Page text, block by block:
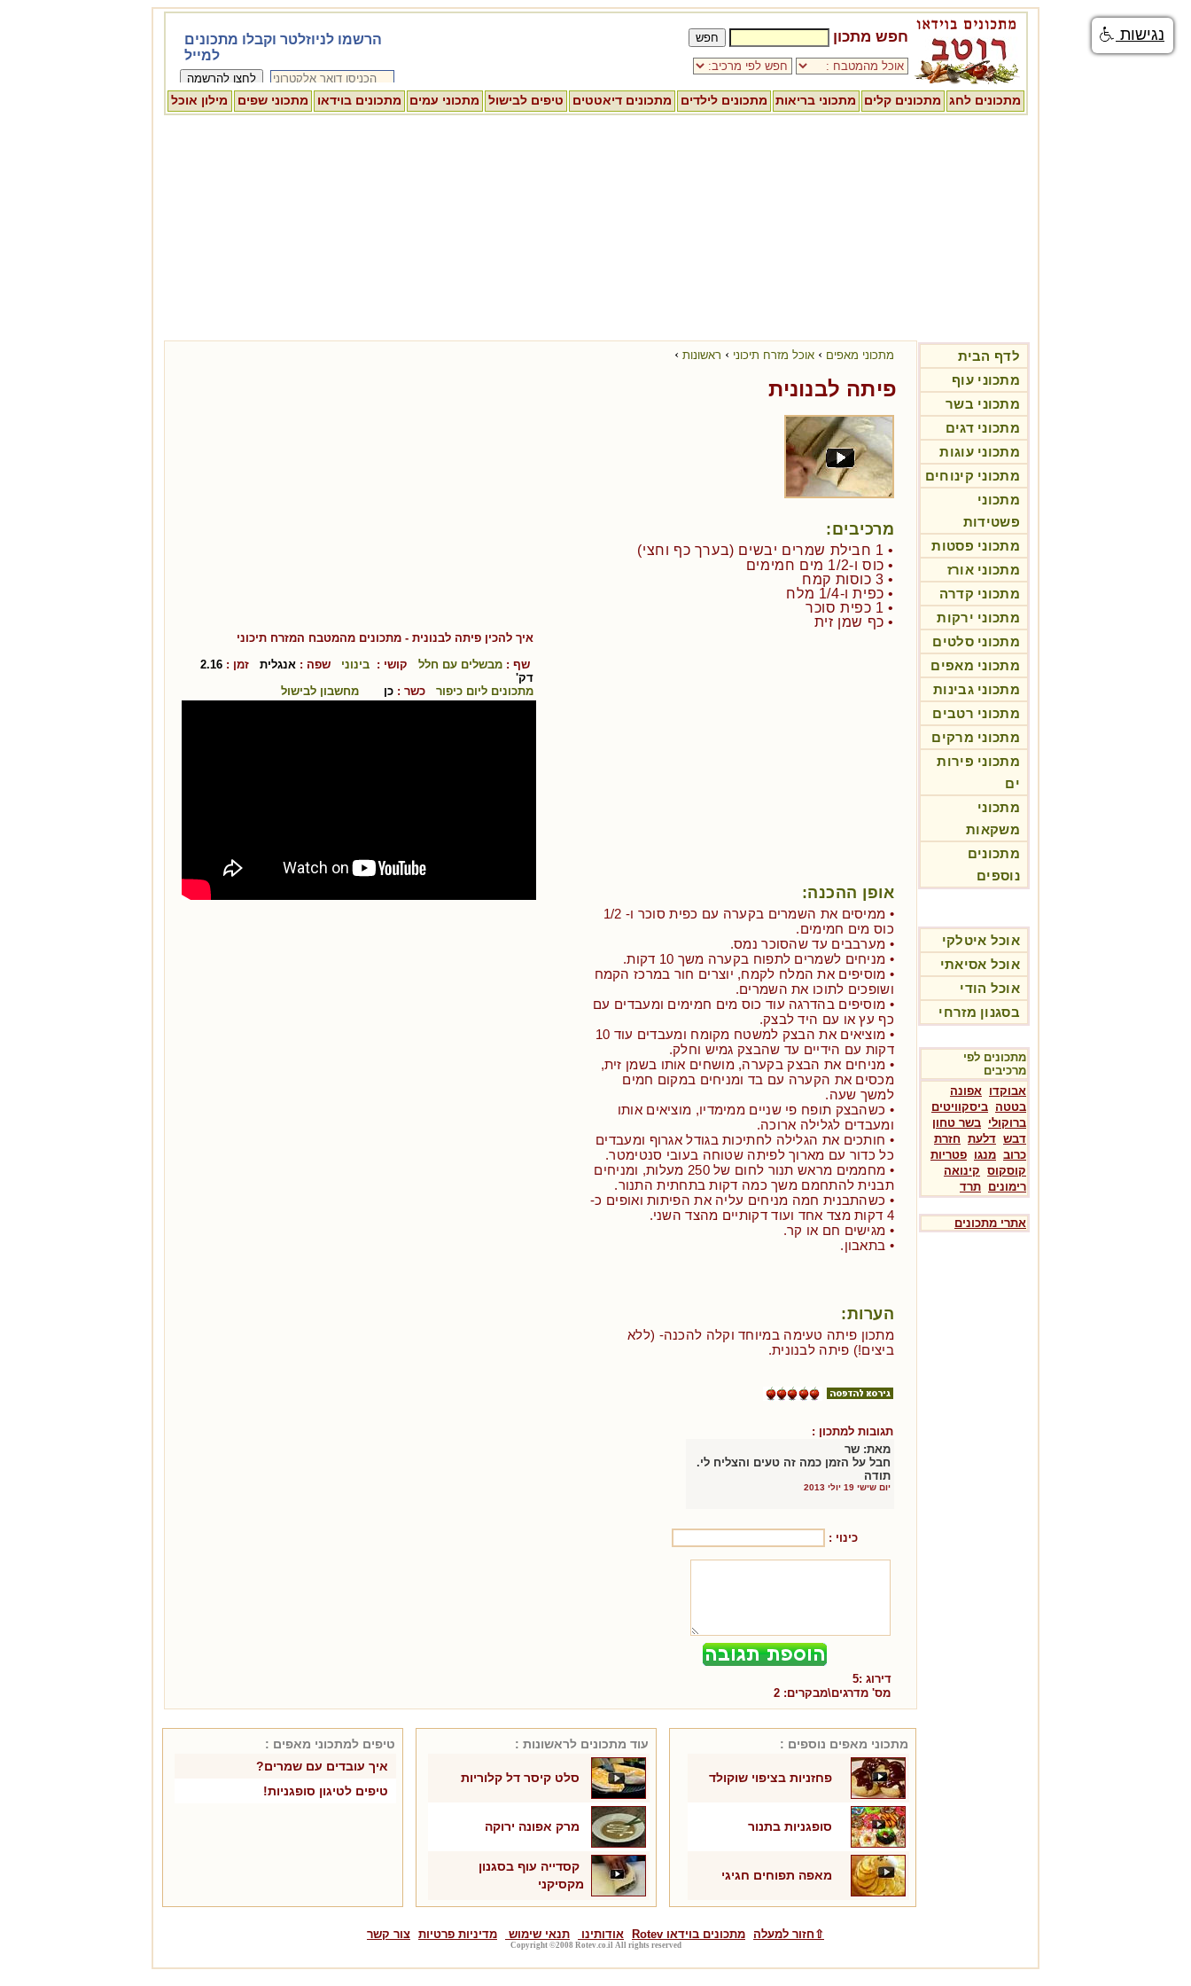
חפש מתכון
מתכונים לחג מתכונים קלים מתכוני בריאות מתכונים לילדים מתכונים דיאטטים טיפים לבישול מתכוני עמים מתכונים בוידאו מתכוני שפים מילון אוכל
לדף הבית
מתכוני עוף
מתכוני בשר
מתכוני דגים
מתכוני עוגות
מתכוני קינוחים
מתכוני
פשטידות
מתכוני פסטות
מתכוני אורז
מתכוני קדרה
מתכוני ירקות
מתכוני סלטים
מתכוני מאפים
מתכוני גבינות
מתכוני רטבים
מתכוני מרקים
מתכוני פירות
ים
מתכוני
משקאות
מתכונים
נוספים
אוכל איטלקי
אוכל אסיאתי
אוכל הודי
בסגנון מזרחי
מתכונים לפי
מרכיבים
אבוקדו אפונה
בטטה ביסקוויטים
ברוקולי בשר טחון
דבש דלעת חזרת
כרוב מנגו פטריות
קוסקוס קינואה
רימונים תרד
אתרי מתכונים
מתכוני מאפים › אוכל מזרח תיכוני › ראשונות ›
פיתה לבנונית
מרכיבים:
• 1 חבילת שמרים יבשים (בערך כף וחצי)
• כוס ו-1/2 מים חמימים
• 3 כוסות קמח
• כפית ו-1/4 מלח
• 1 כפית סוכר
• כף שמן זית
אופן ההכנה:
• ממיסים את השמרים בקערה עם כפית סוכר ו- 1/2
כוס מים חמימים.
• מערבבים עד שהסוכר נמס.
• מניחים לשמרים לתפוח בקערה משך 10 דקות.
• מוסיפים את המלח לקמח, יוצרים חור במרכז הקמח
ושופכים לתוכו את השמרים.
• מוסיפים בהדרגה עוד כוס מים חמימים ומעבדים עם
כף עץ או עם היד לבצק.
• מוציאים את הבצק למשטח מקומח ומעבדים עוד 10
דקות עם הידיים עד שהבצק גמיש וחלק.
• מניחים את הבצק בקערה, מושחים אותו בשמן זית,
מכסים את הקערה עם בד ומניחים במקום חמים
למשך שעה.
• כשהבצק תופח פי שניים ממימדיו, מוציאים אותו
ומעבדים לגלילה ארוכה.
• חותכים את הגלילה לחתיכות בגודל אגרוף ומעבדים
כל כדור עם מארוך לפיתה שטוחה בעובי סנטימטר.
• מחממים מראש תנור לחום של 250 מעלות, ומניחים
תבנית להתחמם משך כמה דקות בתחתית התנור.
• כשהתבנית חמה מניחים עליה את הפיתות ואופים כ-
4 דקות מצד אחד ועוד דקותיים מהצד השני.
• מגישים חם או קר.
• בתאבון.
הערות:
מתכון פיתה טעימה במיוחד וקלה להכנה- (ללא
ביצים!) פיתה לבנונית.
תגובות למתכון :
מאת: שר
חבל על הזמן כמה זה טעים והצליח לי.
תודה
יום שישי 19 יולי 2013
כינוי :
דירוג :5
מס' מדרגים\מבקרים: 2
איך להכין פיתה לבנונית - מתכונים מהמטבח המזרח תיכוני
שף : מבשלים עם חלל קושי : בינוני שפה : אנגלית זמן : 2.16
דק'
מתכונים ליום כיפור
כשר : כן מחשבון לבישול
מתכוני מאפים נוספים :
פחזניות בציפוי שוקולד
סופגניות בתנור
מאפה תפוחים חגיגי
עוד מתכונים לראשונות :
סלט קיסר דל קלוריות
מרק אפונה ירוקה
קסדייה עוף בסגנון
מקסיקני
טיפים למתכוני מאפים :
איך עובדים עם שמרים?
טיפים לטיגון סופגניות!
⇧חזור למעלה מתכונים בוידאו Rotev אודותינו תנאי שימוש מדיניות פרטיות צור קשר
Copyright ©2008 Rotev.co.il All rights reserved
נגישות